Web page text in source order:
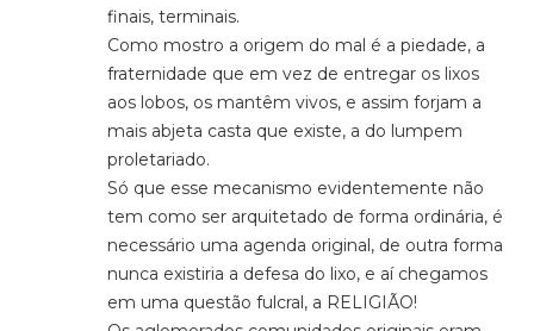
finais, terminais.
Como mostro a origem do mal é a piedade, a
fraternidade que em vez de entregar os lixos
aos lobos, os mantêm vivos, e assim forjam a
mais abjeta casta que existe, a do lumpem
proletariado.
Só que esse mecanismo evidentemente não
tem como ser arquitetado de forma ordinária, é
necessário uma agenda original, de outra forma
nunca existiria a defesa do lixo, e aí chegamos
em uma questão fulcral, a RELIGIÃO!